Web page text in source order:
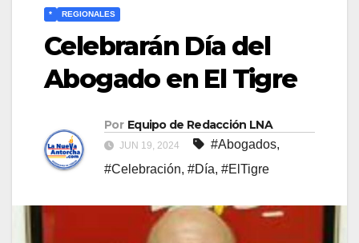
* REGIONALES
Celebrarán Día del
Abogado en El Tigre
Por Equipo de Redacción LNA
JUN 19, 2024 #Abogados,
#Celebración, #Día, #ElTigre